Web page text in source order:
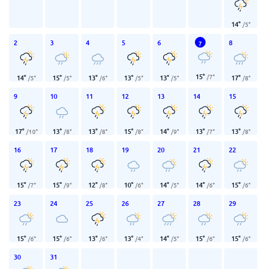
14° /5°
2
14° /5°
3
15° /5°
4
13° /6°
5
13° /5°
6
13° /5°
7
15° /7°
8
17° /8°
9
17° /10°
10
13° /8°
11
13° /8°
12
15° /8°
13
14° /9°
14
13° /7°
15
13° /8°
16
15° /7°
17
15° /9°
18
12° /8°
19
10° /6°
20
14° /5°
21
14° /6°
22
15° /6°
23
15° /6°
24
15° /6°
25
13° /6°
26
13° /4°
27
14° /5°
28
15° /6°
29
15° /6°
30 31